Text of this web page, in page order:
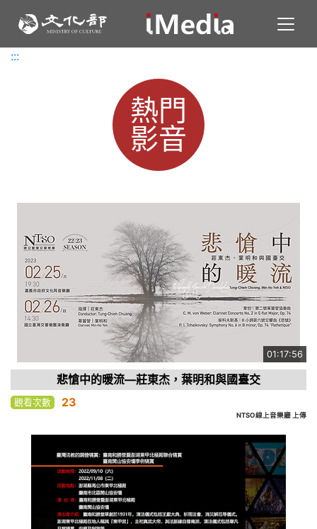
:::
:::
熱門
影音
01:17:56
悲愴中的暖流—莊東杰，葉明和與國臺交
觀看次數 23
NTSO線上音樂廳 上傳